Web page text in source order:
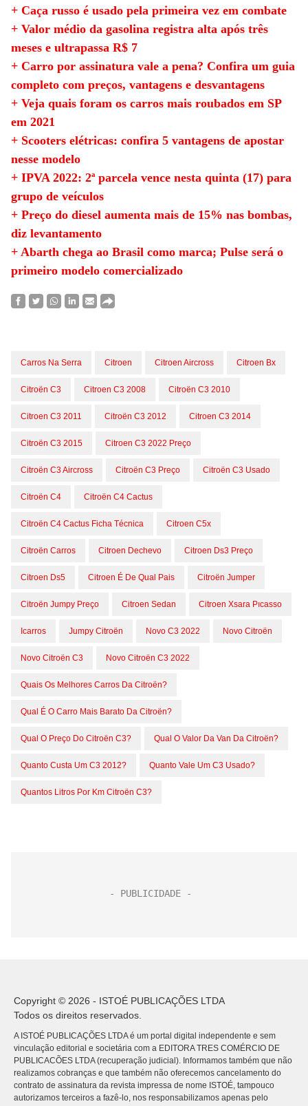
+ Caça russo é usado pela primeira vez em combate
+ Valor médio da gasolina registra alta após três
meses e ultrapassa R$ 7
+ Carro por assinatura vale a pena? Confira um guia
completo com preços, vantagens e desvantagens
+ Veja quais foram os carros mais roubados em SP
em 2021
+ Scooters elétricas: confira 5 vantagens de apostar
nesse modelo
+ IPVA 2022: 2ª parcela vence nesta quinta (17) para
grupo de veículos
+ Preço do diesel aumenta mais de 15% nas bombas,
diz levantamento
+ Abarth chega ao Brasil como marca; Pulse será o
primeiro modelo comercializado
Carros Na Serra Citroen Citroen Aircross Citroen Bx
Citroën C3 Citroen C3 2008 Citroën C3 2010
Citroen C3 2011 Citroën C3 2012 Citroen C3 2014
Citroën C3 2015 Citroen C3 2022 Preço
Citroën C3 Aircross Citroën C3 Preço Citroën C3 Usado
Citroën C4 Citroën C4 Cactus
Citroën C4 Cactus Ficha Técnica Citroen C5x
Citroën Carros Citroen Dechevo Citroen Ds3 Preço
Citroen Ds5 Citroen É De Qual Pais Citroën Jumper
Citroën Jumpy Preço Citroen Sedan Citroen Xsara Pıcasso
Icarros Jumpy Citroën Novo C3 2022 Novo Citroën
Novo Citroën C3 Novo Citroën C3 2022
Quais Os Melhores Carros Da Citroën?
Qual É O Carro Mais Barato Da Citroën?
Qual O Preço Do Citroën C3? Qual O Valor Da Van Da Citroën?
Quanto Custa Um C3 2012? Quanto Vale Um C3 Usado?
Quantos Litros Por Km Citroën C3?
Copyright © 2026 - ISTOÉ PUBLICAÇÕES LTDA
Todos os direitos reservados.
A ISTOÉ PUBLICAÇÕES LTDA é um portal digital independente e sem
vinculação editorial e societária com a EDITORA TRES COMÉRCIO DE
PUBLICACÕES LTDA (recuperação judicial). Informamos também que não
realizamos cobranças e que também não oferecemos cancelamento do
contrato de assinatura da revista impressa de nome ISTOÉ, tampouco
autorizamos terceiros a fazê-lo, nos responsabilizamos apenas pelo